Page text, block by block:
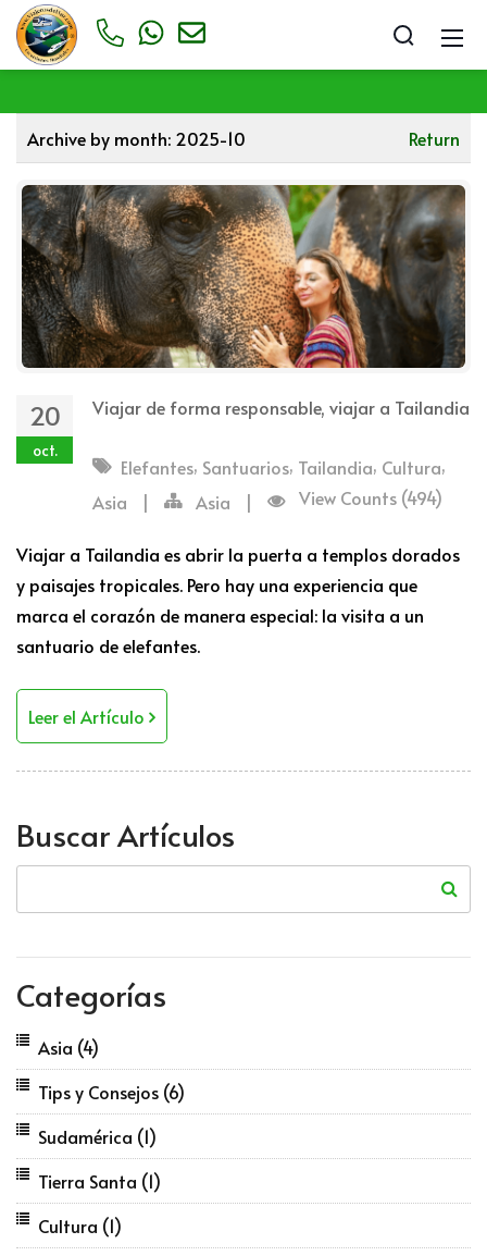
Archive by month: 2025-10 Return
20
oct.
Viajar de forma responsable, viajar a Tailandia
Elefantes, Santuarios, Tailandia, Cultura,
Asia
| Asia | View Counts (494)
Viajar a Tailandia es abrir la puerta a templos dorados
y paisajes tropicales. Pero hay una experiencia que
marca el corazón de manera especial: la visita a un
santuario de elefantes.
Leer el Artículo
Buscar Artículos
Categorías
Asia (4)
Tips y Consejos (6)
Sudamérica (1)
Tierra Santa (1)
Cultura (1)